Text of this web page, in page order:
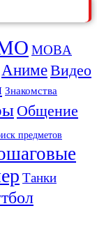
MOBA
АнимеВидео
Знакомства
Общение
предметов
Танки